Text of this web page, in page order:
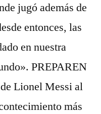
jugó además de
entonces, las
en nuestra
PREPAREN
Lionel Messi al
más